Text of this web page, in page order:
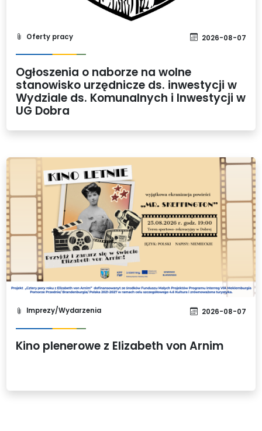
Oferty pracy 2026-08-07
Ogłoszenia o naborze na wolne
stanowisko urzędnicze ds. inwestycji w
Wydziale ds. Komunalnych i Inwestycji w
UG Dobra
Imprezy/Wydarzenia 2026-08-07
Kino plenerowe z Elizabeth von Arnim